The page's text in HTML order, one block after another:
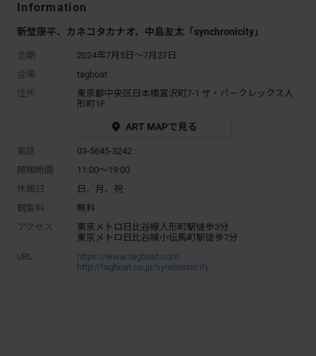
Information
新埜康平、カネコタカナオ、中島友太「synchronicity」
会期
2024年7月5日～7月27日
会場
tagboat
住所
東京都中央区日本橋富沢町7-1 ザ・パークレックス人
形町1F
ART MAPで見る
電話
03-5645-3242
開館時間
11:00～19:00
休館日
日、月、祝
観覧料
無料
アクセス
東京メトロ日比谷線人形町駅徒歩3分
東京メトロ日比谷線小伝馬町駅徒歩7分
URL
https://www.tagboat.com
http://tagboat.co.jp/synchronicity